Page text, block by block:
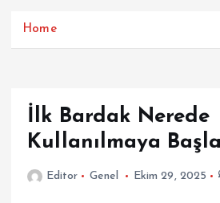
Home
İlk Bardak Nerede
Kullanılmaya
Editor Genel Ekim 29, 2025